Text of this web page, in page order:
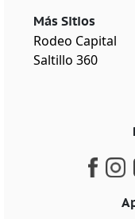
Más Sitios
Rodeo Capital
Saltillo 360